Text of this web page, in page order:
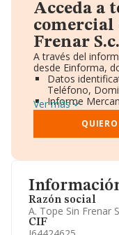
Razón social
A. Tope Sin Frenar
CIF
Acceda a
comercial
Frenar
A través del
desde Einforma,
Datos
Teléfono,
Informe
Gráficos de
Consejo de
Directivos y
Información
Ver más